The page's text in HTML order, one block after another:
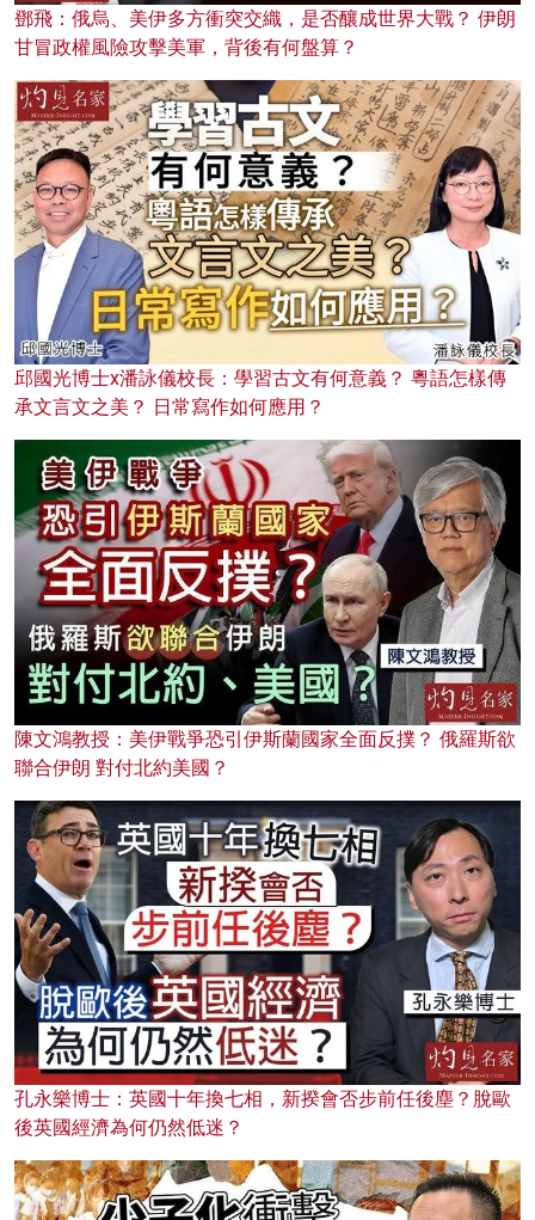
鄧飛：俄烏、美伊多方衝突交織，是否釀成世界大戰？ 伊朗
甘冒政權風險攻擊美軍，背後有何盤算？
邱國光博士x潘詠儀校長：學習古文有何意義？ 粵語怎樣傳
承文言文之美？ 日常寫作如何應用？
陳文鴻教授：美伊戰爭恐引伊斯蘭國家全面反撲？ 俄羅斯欲
聯合伊朗 對付北約美國？
孔永樂博士：英國十年換七相，新揆會否步前任後塵？脫歐
後英國經濟為何仍然低迷？